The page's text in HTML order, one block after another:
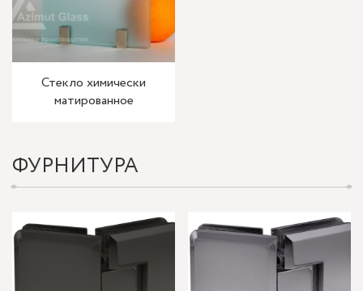
Стекло химически
матированное
ФУРНИТУРА